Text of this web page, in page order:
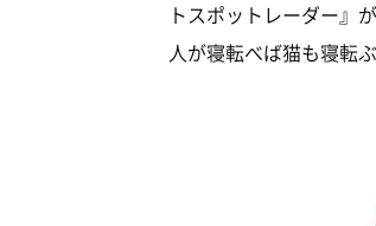
トスポットレーダー』が
人が寝転べば猫も寝転ぶ